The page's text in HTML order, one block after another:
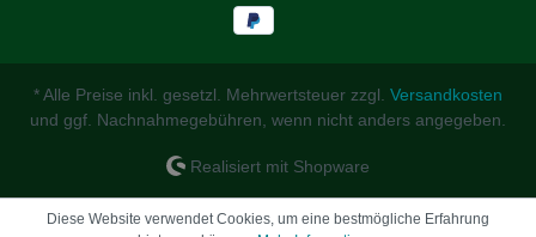
* Alle Preise inkl. gesetzl. Mehrwertsteuer zzgl. Versandkosten
und ggf. Nachnahmegebühren, wenn nicht anders angegeben.
Realisiert mit Shopware
Diese Website verwendet Cookies, um eine bestmögliche Erfahrung